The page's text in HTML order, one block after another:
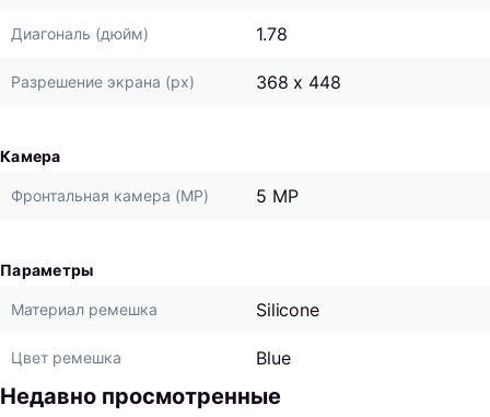
Диагональ (дюйм) 1.78
Разрешение экрана (px) 368 x 448
Камера
Фронтальная камера (MP) 5 MP
Параметры
Материал ремешка Silicone
Цвет ремешка Blue
Недавно просмотренные